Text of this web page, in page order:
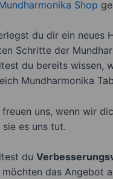
Shop
du dir ein neues
Schritte der
du bereits wissen,
Mundharmonika
freuen uns, wenn wir
sie es uns tut.
du
möchten das Angebot